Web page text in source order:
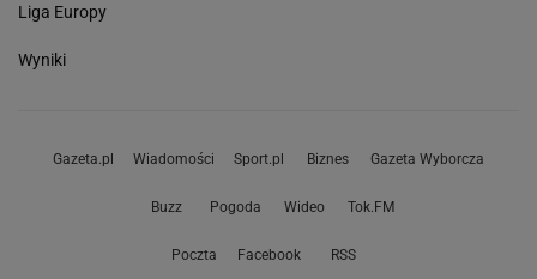
Liga Europy
Wyniki
Gazeta.pl Wiadomości Sport.pl Biznes Gazeta Wyborcza
Buzz Pogoda Wideo Tok.FM
Poczta Facebook RSS